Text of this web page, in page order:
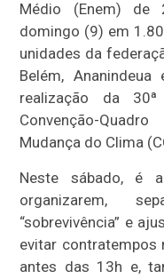
Médio (Enem) de
domingo (9) em
unidades da
Belém,
realização da
Convenção-
Mudança do Clima
Neste sábado, é
organizarem,
“sobrevivência” e
evitar contratempos
antes das 13h e,